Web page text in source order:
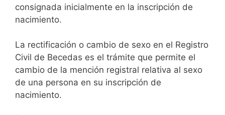
consignada inicialmente en la inscripción de
nacimiento.
La rectificación o cambio de sexo en el Registro
Civil de Becedas es el trámite que permite el
cambio de la mención registral relativa al sexo
de una persona en su inscripción de
nacimiento.